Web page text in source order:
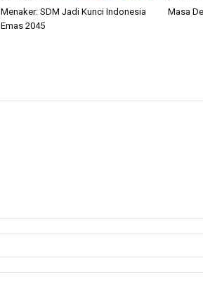
Menaker: SDM Jadi Kunci Indonesia
Emas 2045
Masa